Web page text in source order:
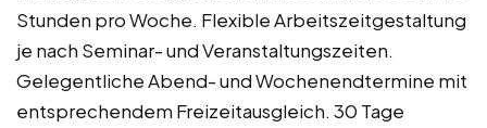
Stunden pro Woche. Flexible Arbeitszeitgestaltung
je nach Seminar- und Veranstaltungszeiten.
Gelegentliche Abend- und Wochenendtermine mit
entsprechendem Freizeitausgleich. 30 Tage